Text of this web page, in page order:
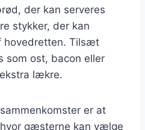
der kan serveres
stykker, der kan
hovedretten. Tilsæt
som ost, bacon eller
lækre.
er at
gæsterne kan vælge